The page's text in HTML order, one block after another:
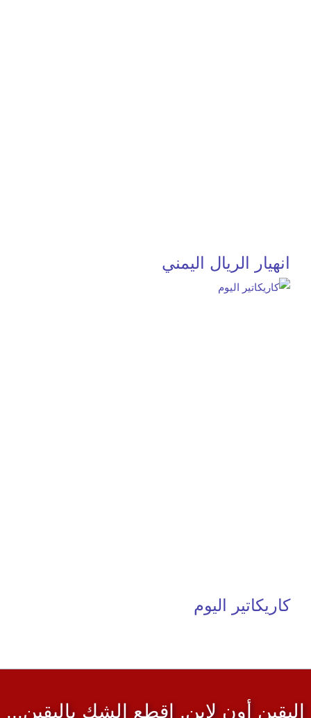
انهيار الريال اليمني
كاريكاتير اليوم
اليقين أون لاين, إقطع الشك باليقين...